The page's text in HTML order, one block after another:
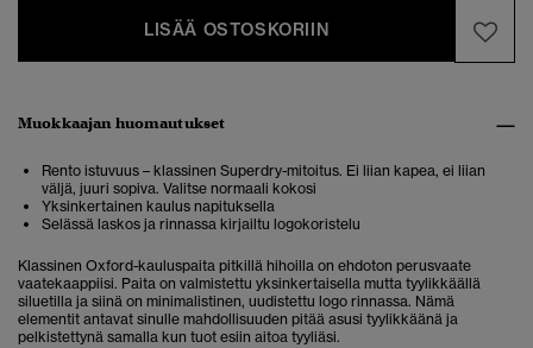
LISÄÄ OSTOSKORIIN
Muokkaajan huomautukset
Rento istuvuus – klassinen Superdry-mitoitus. Ei liian kapea, ei liian
väljä, juuri sopiva. Valitse normaali kokosi
Yksinkertainen kaulus napituksella
Selässä laskos ja rinnassa kirjailtu logokoristelu
Klassinen Oxford-kauluspaita pitkillä hihoilla on ehdoton perusvaate
vaatekaappiisi. Paita on valmistettu yksinkertaisella mutta tyylikkäällä
siluetilla ja siinä on minimalistinen, uudistettu logo rinnassa. Nämä
elementit antavat sinulle mahdollisuuden pitää asusi tyylikkäänä ja
pelkistettynä samalla kun tuot esiin aitoa tyyliäsi.